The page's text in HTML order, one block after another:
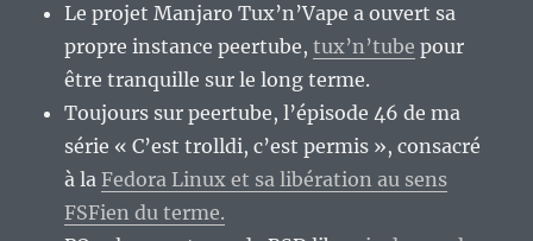
Le projet Manjaro Tux’n’Vape a ouvert sa
propre instance peertube,tux’n’tube pour
être tranquille sur le long terme.
Toujours sur peertube, l’épisode 46 de ma
série « C’est trolldi, c’est permis », consacré
à laFedora Linux et sa libération au sens
FSFien du terme.